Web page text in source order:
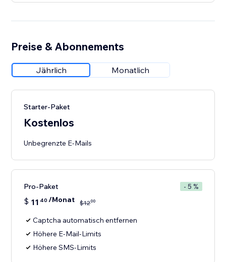
Preise & Abonnements
Jährlich Monatlich
Starter-Paket
Kostenlos
Unbegrenzte E-Mails
Pro-Paket - 5 %
$ 11 40 /Monat $1200
Captcha automatisch entfernen
Höhere E-Mail-Limits
Höhere SMS-Limits